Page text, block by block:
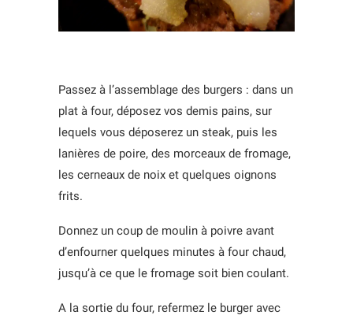
Passez à l’assemblage des burgers : dans un
plat à four, déposez vos demis pains, sur
lequels vous déposerez un steak, puis les
lanières de poire, des morceaux de fromage,
les cerneaux de noix et quelques oignons
frits.
Donnez un coup de moulin à poivre avant
d’enfourner quelques minutes à four chaud,
jusqu’à ce que le fromage soit bien coulant.
A la sortie du four, refermez le burger avec